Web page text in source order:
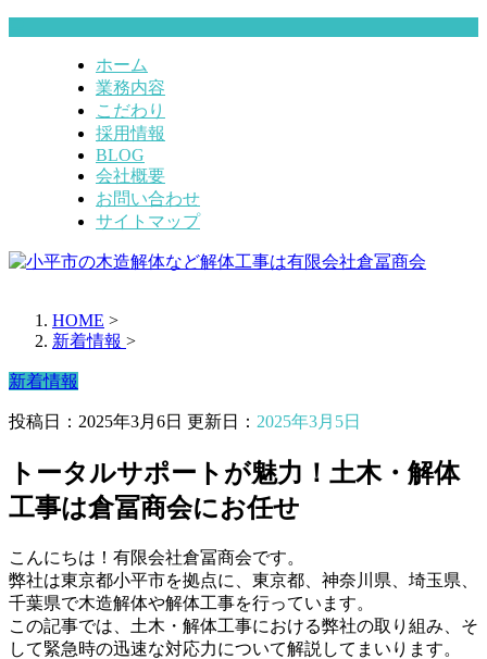
ホーム
業務内容
こだわり
採用情報
BLOG
会社概要
お問い合わせ
サイトマップ
HOME >
新着情報 >
新着情報
投稿日：2025年3月6日 更新日： 2025年3月5日
トータルサポートが魅力！土木・解体
工事は倉冨商会にお任せ
こんにちは！有限会社倉冨商会です。
弊社は東京都小平市を拠点に、東京都、神奈川県、埼玉県、
千葉県で木造解体や解体工事を行っています。
この記事では、土木・解体工事における弊社の取り組み、そ
して緊急時の迅速な対応力について解説してまいります。